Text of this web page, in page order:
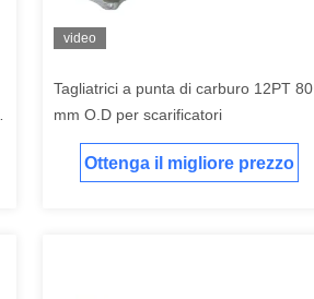
video
Tagliatrici a punta di carburo 12PT 80
mm O.D per scarificatori
Ottenga il migliore prezzo